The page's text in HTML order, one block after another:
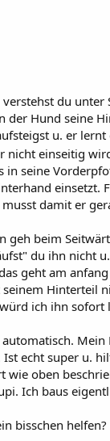
du unter
der Hund seine
u. er
nicht einseitig
in seine
damit er
geh beim
du ihn nicht
geht am
Hinterteil
ich ihn sofort
echt super u.
wie oben
Ich baus
bisschen